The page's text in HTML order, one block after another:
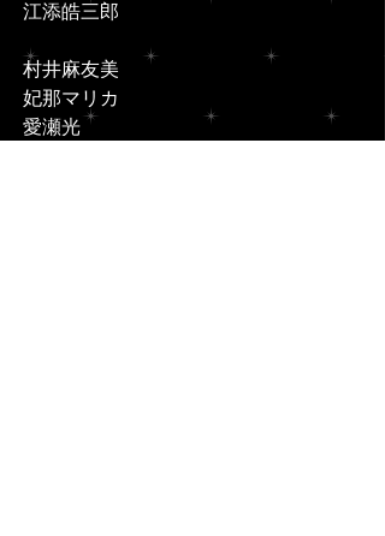
江添皓三郎
村井麻友美
妃那マリカ
愛瀬光